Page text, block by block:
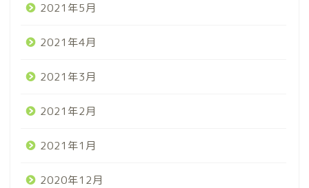
2021年5月
2021年4月
2021年3月
2021年2月
2021年1月
2020年12月